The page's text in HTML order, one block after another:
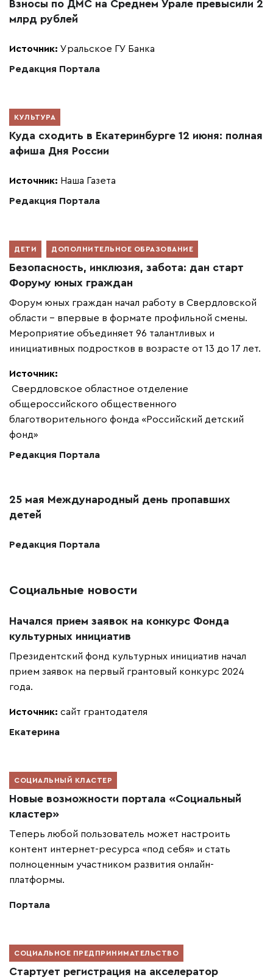
Взносы по ДМС на Среднем Урале превысили 2
млрд рублей
Источник: Уральское ГУ Банка
Редакция Портала
КУЛЬТУРА
Куда сходить в Екатеринбурге 12 июня: полная
афиша Дня России
Источник: Наша Газета
Редакция Портала
ДЕТИ ДОПОЛНИТЕЛЬНОЕ ОБРАЗОВАНИЕ
Безопасность, инклюзия, забота: дан старт
Форуму юных граждан
Форум юных граждан начал работу в Свердловской
области – впервые в формате профильной смены.
Мероприятие объединяет 96 талантливых и
инициативных подростков в возрасте от 13 до 17 лет.
Источник:
Свердловское областное отделение
общероссийского общественного
благотворительного фонда «Российский детский
фонд»
Редакция Портала
25 мая Международный день пропавших
детей
Редакция Портала
Социальные новости
Начался прием заявок на конкурс Фонда
культурных инициатив
Президентский фонд культурных инициатив начал
прием заявок на первый грантовый конкурс 2024
года.
Источник: сайт грантодателя
Екатерина
СОЦИАЛЬНЫЙ КЛАСТЕР
Новые возможности портала «Социальный
кластер»
Теперь любой пользователь может настроить
контент интернет-ресурса «под себя» и стать
полноценным участником развития онлайн-
платформы.
Портала
СОЦИАЛЬНОЕ ПРЕДПРИНИМАТЕЛЬСТВО
Стартует регистрация на акселератор